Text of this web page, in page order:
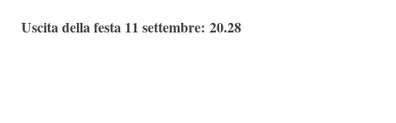
Uscita della festa 11 settembre: 20.28